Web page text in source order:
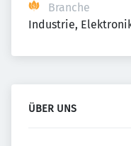
Branche
Industrie,
ÜBER UNS